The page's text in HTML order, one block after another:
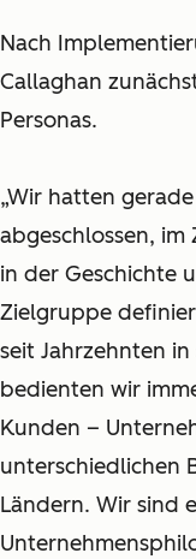
Nach
Callaghan
Personas.
„Wir hatten
abgeschlossen, im
in der Geschichte
Zielgruppe
seit Jahrzehnten
bedienten wir
Kunden –
unterschiedlichen
Ländern. Wir sind